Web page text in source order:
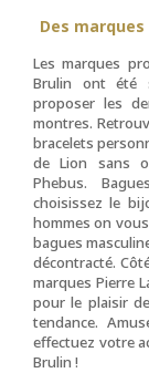
Des
Les marques
Brulin ont été
proposer les
montres.
bracelets
de Lion sans
Phebus.
choisissez le
hommes on
bagues
décontracté.
marques Pierre
pour le plaisir
tendance.
effectuez votre
Brulin !